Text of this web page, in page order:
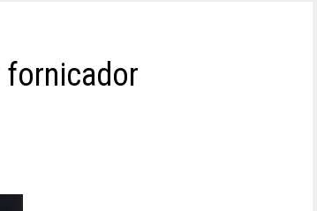
fornicador